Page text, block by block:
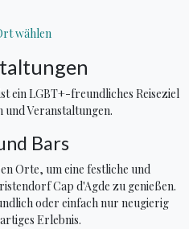
wählen
ein LGBT+-freundliches Reiseziel
Veranstaltungen.
Bars
Orte, um eine festliche und
Cap d'Agde zu genießen.
oder einfach nur neugierig
Erlebnis.